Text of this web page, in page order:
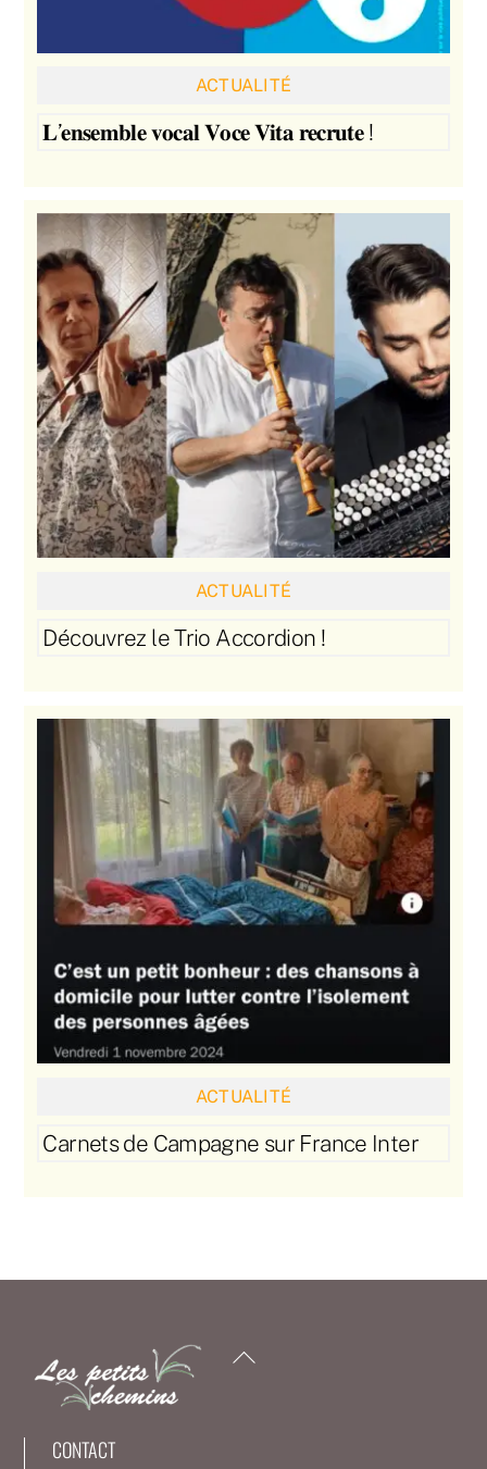
ACTUALITÉ
𝐋’𝐞𝐧𝐬𝐞𝐦𝐛𝐥𝐞 𝐯𝐨𝐜𝐚𝐥 𝐕𝐨𝐜𝐞 𝐕𝐢𝐭𝐚 𝐫𝐞𝐜𝐫𝐮𝐭𝐞 !
ACTUALITÉ
Découvrez le Trio Accordion !
ACTUALITÉ
Carnets de Campagne sur France Inter
Back
CONTACT